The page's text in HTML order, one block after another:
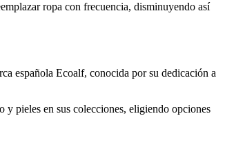
ropa con frecuencia, disminuyendo así
española Ecoalf, conocida por su dedicación a
pieles en sus colecciones, eligiendo opciones